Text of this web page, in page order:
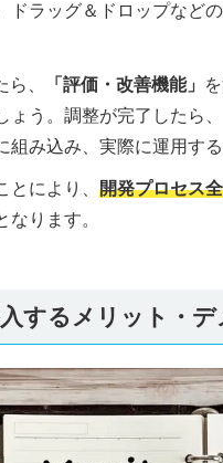
ドラッグ＆ドロップなど
、 「評価・改善機能」
う。調整が完了したら、
組み込み、実際に運用す
とにより、 開発プロセス
ります。
するメリット・デ